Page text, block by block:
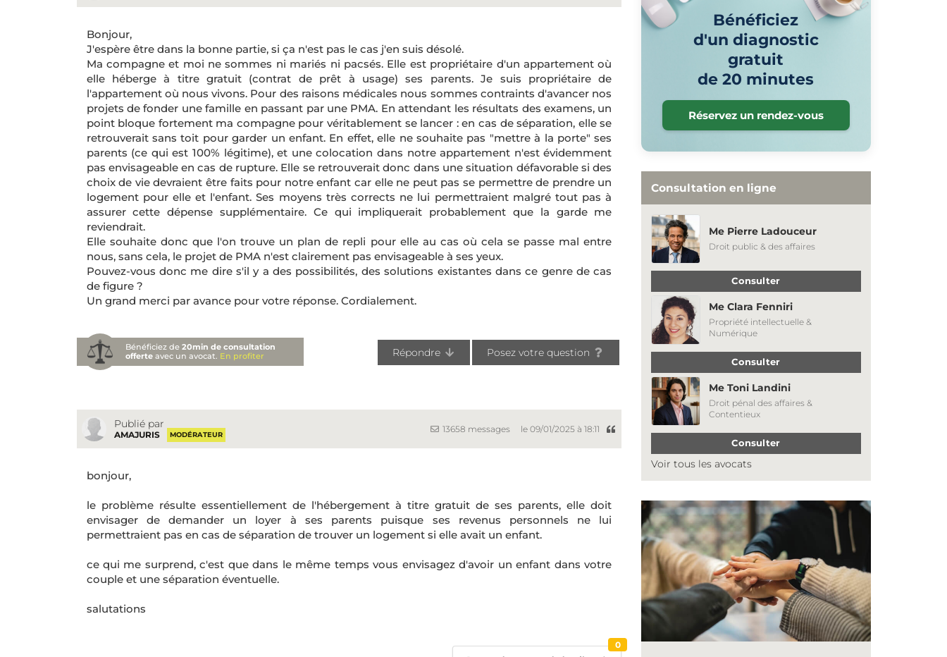
Bonjour,
J'espère être dans la bonne partie, si ça n'est pas le cas j'en suis désolé.
Ma compagne et moi ne sommes ni mariés ni pacsés. Elle est propriétaire d'un appartement où
elle héberge à titre gratuit (contrat de prêt à usage) ses parents. Je suis propriétaire de
l'appartement où nous vivons. Pour des raisons médicales nous sommes contraints d'avancer nos
projets de fonder une famille en passant par une PMA. En attendant les résultats des examens, un
point bloque fortement ma compagne pour véritablement se lancer : en cas de séparation, elle se
retrouverait sans toit pour garder un enfant. En effet, elle ne souhaite pas "mettre à la porte" ses
parents (ce qui est 100% légitime), et une colocation dans notre appartement n'est évidemment
pas envisageable en cas de rupture. Elle se retrouverait donc dans une situation défavorable si des
choix de vie devraient être faits pour notre enfant car elle ne peut pas se permettre de prendre un
logement pour elle et l'enfant. Ses moyens très corrects ne lui permettraient malgré tout pas à
assurer cette dépense supplémentaire. Ce qui impliquerait probablement que la garde me
reviendrait.
Elle souhaite donc que l'on trouve un plan de repli pour elle au cas où cela se passe mal entre
nous, sans cela, le projet de PMA n'est clairement pas envisageable à ses yeux.
Pouvez-vous donc me dire s'il y a des possibilités, des solutions existantes dans ce genre de cas
de figure ?
Un grand merci par avance pour votre réponse. Cordialement.
Bénéficiez de20min de consultation
offerte avec un avocat. En profiter Répondre Posez votre question
Publié par
AMAJURIS MODÉRATEUR
13658 messages le 09/01/2025 à 18:11
bonjour,
le problème résulte essentiellement de l'hébergement à titre gratuit de ses parents, elle doit
envisager de demander un loyer à ses parents puisque ses revenus personnels ne lui
permettraient pas en cas de séparation de trouver un logement si elle avait un enfant.
ce qui me surprend, c'est que dans le même temps vous envisagez d'avoir un enfant dans votre
couple et une séparation éventuelle.
salutations
0
Bénéficiez
d'un diagnostic
gratuit
de 20 minutes
Réservez un rendez-vous
Consultation en ligne
Me Pierre Ladouceur
Droit public & des affaires
Consulter
Me Clara Fenniri
Propriété intellectuelle &
Numérique
Consulter
Me Toni Landini
Droit pénal des affaires &
Contentieux
Consulter
Voir tous les avocats